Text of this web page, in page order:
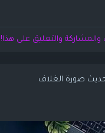
والتعليق على هذا!
صورة الغلاف